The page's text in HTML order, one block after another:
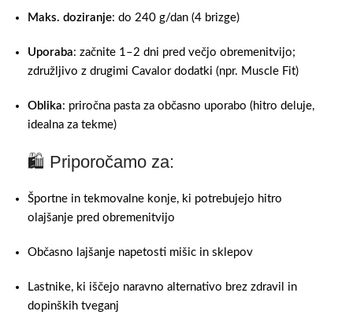
Maks. doziranje: do 240 g/dan (4 brizge)
Uporaba: začnite 1–2 dni pred večjo obremenitvijo;
združljivo z drugimi Cavalor dodatki (npr. Muscle Fit)
Oblika: priročna pasta za občasno uporabo (hitro deluje,
idealna za tekme)
🛍 Priporočamo za:
Športne in tekmovalne konje, ki potrebujejo hitro
olajšanje pred obremenitvijo
Občasno lajšanje napetosti mišic in sklepov
Lastnike, ki iščejo naravno alternativo brez zdravil in
dopinških tveganj